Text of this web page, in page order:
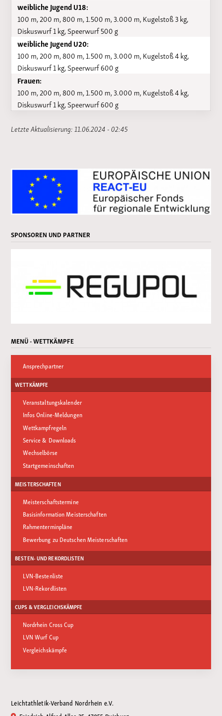
weibliche Jugend U18:
100 m, 200 m, 800 m, 1.500 m, 3.000 m, Kugelstoß 3 kg,
Diskuswurf 1 kg, Speerwurf 500 g
weibliche Jugend U20:
100 m, 200 m, 800 m, 1.500 m, 3.000 m, Kugelstoß 4 kg,
Diskuswurf 1 kg, Speerwurf 600 g
Frauen:
100 m, 200 m, 800 m, 1.500 m, 3.000 m, Kugelstoß 4 kg,
Diskuswurf 1 kg, Speerwurf 600 g
Letzte Aktualisierung: 11.06.2024 - 02:45
SPONSOREN UND PARTNER
MENÜ - WETTKÄMPFE
Ansprechpartner
WETTKÄMPFE
Veranstaltungskalender
Infos Online-Meldungen
Wettkampfregeln
Service & Downloads
Wechselbörse
Startgemeinschaften
MEISTERSCHAFTEN
Meisterschaftstermine
Basisinformation Meisterschaften
Rahmenterminpläne
Bewerbung zu Deutschen Meisterschaften
BESTEN- UND REKORDLISTEN
LVN-Bestenliste
LVN-Rekordlisten
CUPS & VERGLEICHSKÄMPFE
Nordrhein Cross Cup
LVN Wurf Cup
Vergleichskämpfe
Leichtathletik-Verband Nordrhein e.V.